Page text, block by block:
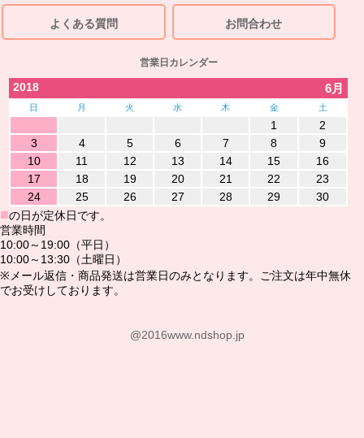
よくある質問 お問合わせ
営業日カレンダー
2018 6月
日 月 火 水 木 金 土
1
2
3
4 5 6 7 8
9
10
11 12 13 14 15
16
17
18 19 20 21 22
23
24
25 26 27 28 29 30
■の日が定休日です。
営業時間
10:00～19:00（平日）
10:00～13:30（土曜日）
※メール返信・商品発送は営業日のみとなります。ご注文は年中無休
でお受けしております。
@2016www.ndshop.jp